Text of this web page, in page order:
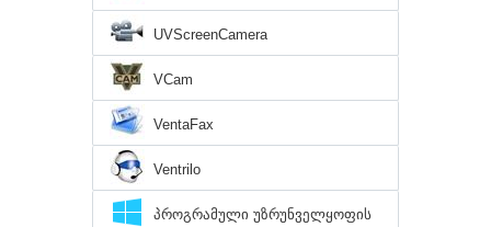
UVScreenCamera
VCam
VentaFax
Ventrilo
პროგრამული უზრუნველყოფის